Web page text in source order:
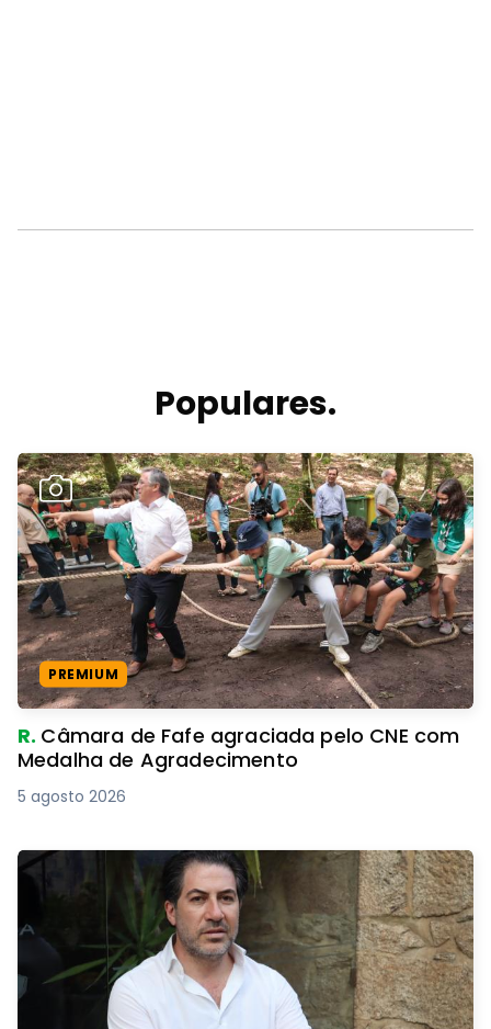
Populares.
PREMIUM
R. Câmara de Fafe agraciada pelo CNE com
Medalha de Agradecimento
5 agosto 2026